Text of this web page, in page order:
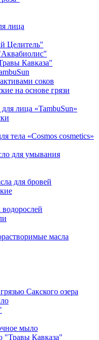
лица
Целитель"
Кавказа"
соков
на основе грязи
лица «TambuSun»
тела «Cosmos cosmetics»
для умывания
для бровей
масла
Сакского озера
мыло
"Травы Кавказа"